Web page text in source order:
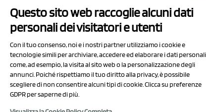
Via Prov.le Sassuolo Vignola 315/1
41057 Spilamberto (MO)
P.I/C.F. 01041460369
REA: MO 208553
Capitale sociale Euro 50.000,00 i.v.
Questo sito web raccoglie alcuni dati
personali dei visitatori e utenti
Con il tuo consenso, noi e i nostri partner utilizziamo i cookie e
tecnologie simili per archiviare, accedere ed elaborare i dati personali
come, ad esempio, la visita al sito web o la personalizzazione degli
annunci. Poiché rispettiamo il tuo diritto alla privacy, è possibile
scegliere di non consentire alcuni tipi di cookie. Clicca su preferenze
GDPR per saperne di più.